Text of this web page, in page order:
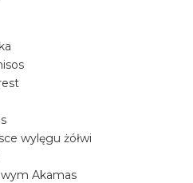
wylęgu żółwi
Akamas